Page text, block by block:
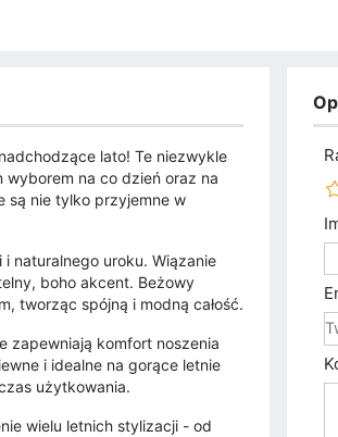
lato! Te niezwykle
wyborem na co dzień oraz na
są nie tylko przyjemne w
naturalnego uroku. Wiązanie
boho akcent. Beżowy
tworząc spójną i modną całość.
zapewniają komfort noszenia
i idealne na gorące letnie
użytkowania.
wielu letnich stylizacji - od